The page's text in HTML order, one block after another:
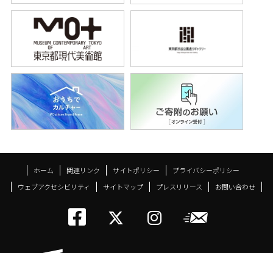
ホーム 関連リンク サイトポリシー
プライバシーポリシー
ウェブアクセシビリティ
サイトマップ プレスリリース お問い合わせ
トーキョーアーツ
メールニ